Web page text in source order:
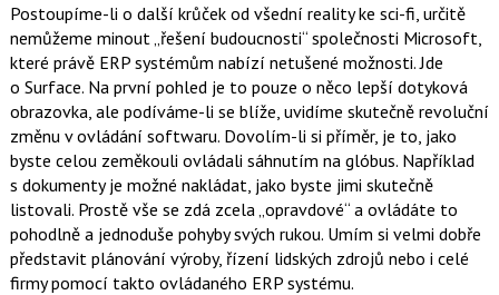
Postoupíme-li o další krůček od všední reality ke sci-fi, určitě
nemůžeme minout „řešení budoucnosti“ společnosti Microsoft,
které právě ERP systémům nabízí netušené možnosti. Jde
o Surface. Na první pohled je to pouze o něco lepší dotyková
obrazovka, ale podíváme-li se blíže, uvidíme skutečně revoluční
změnu v ovládání softwaru. Dovolím-li si příměr, je to, jako
byste celou zeměkouli ovládali sáhnutím na glóbus. Například
s dokumenty je možné nakládat, jako byste jimi skutečně
listovali. Prostě vše se zdá zcela „opravdové“ a ovládáte to
pohodlně a jednoduše pohyby svých rukou. Umím si velmi dobře
představit plánování výroby, řízení lidských zdrojů nebo i celé
firmy pomocí takto ovládaného ERP systému.